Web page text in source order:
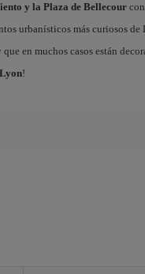
y la Plaza de Bellecourcon
urbanísticos más curiosos de
en muchos casos están
!